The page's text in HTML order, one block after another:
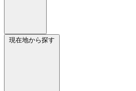
現在地から探す